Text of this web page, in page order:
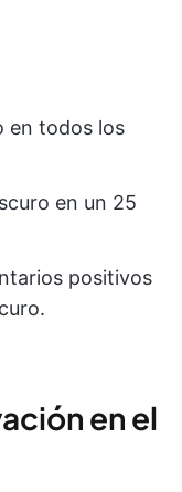
en todos los
en un 25
positivos
en el